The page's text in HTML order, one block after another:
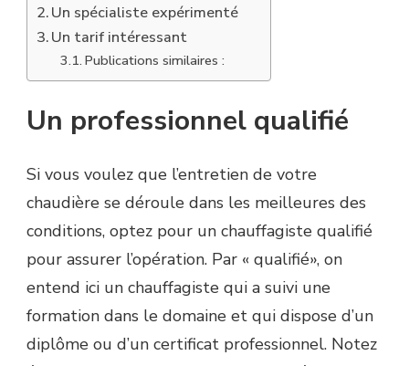
Un spécialiste expérimenté
Un tarif intéressant
Publications similaires :
Un professionnel qualifié
Si vous voulez que l’entretien de votre
chaudière se déroule dans les meilleures des
conditions, optez pour un chauffagiste qualifié
pour assurer l’opération. Par « qualifié», on
entend ici un chauffagiste qui a suivi une
formation dans le domaine et qui dispose d’un
diplôme ou d’un certificat professionnel. Notez